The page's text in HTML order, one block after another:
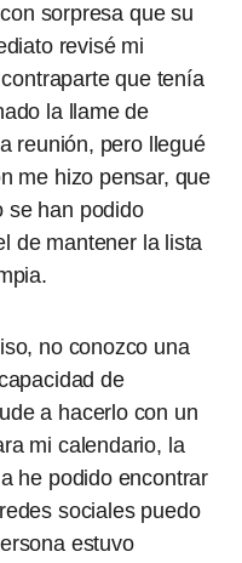
sorpresa que su
revisé mi
que tenía
la llame de
reunión, pero llegué
me hizo pensar, que
se han podido
de mantener la lista
no conozco una
de
a hacerlo con un
mi calendario, la
he podido encontrar
sociales puedo
estuvo